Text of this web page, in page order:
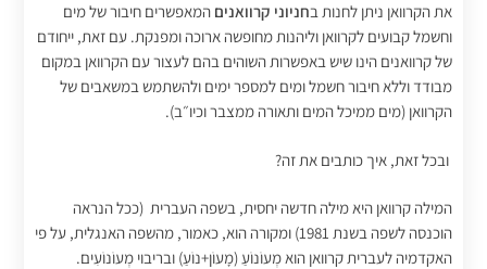
את הקרוואן ניתן לחנות בחניוני קרוואנים המאפשרים חיבור של מים
וחשמל קבועים לקרוואן וליהנות מחופשה ארוכה ומפנקת. עם זאת, ייחודם
של קרוואנים הינו שיש באפשרות השוהים בהם לעצור עם הקרוואן במקום
מבודד וללא חיבור חשמל ומים למספר ימים ולהשתמש במשאבים של
הקרוואן (מים ממיכל המים ותאורה ממצבר וכיו״ב).
ובכל זאת, איך כותבים את זה?
המילה קרוואן היא מילה חדשה יחסית, בשפה העברית (ככל הנראה
הוכנסה לשפה בשנת 1981) ומקורה הוא, כאמור, מהשפה האנגלית, על פי
האקדמיה לעברית קרוואן הוא מְעוֹנוֹעַ (מָעוֹן+נוֹעַ) ובריבוי מְעוֹנוֹעִים.